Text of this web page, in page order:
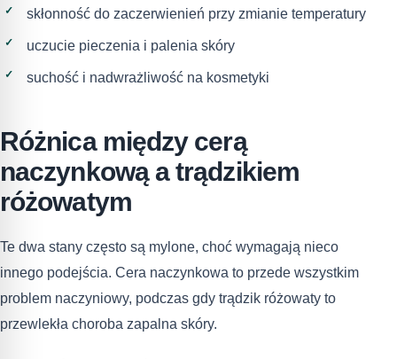
skłonność do zaczerwienień przy zmianie temperatury
uczucie pieczenia i palenia skóry
suchość i nadwrażliwość na kosmetyki
Różnica między cerą
naczynkową a trądzikiem
różowatym
Te dwa stany często są mylone, choć wymagają nieco
innego podejścia. Cera naczynkowa to przede wszystkim
problem naczyniowy, podczas gdy trądzik różowaty to
przewlekła choroba zapalna skóry.